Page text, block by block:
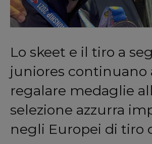
Lo skeet e il tiro a
juniores continuano
regalare medaglie
selezione azzurra
negli Europei di tiro